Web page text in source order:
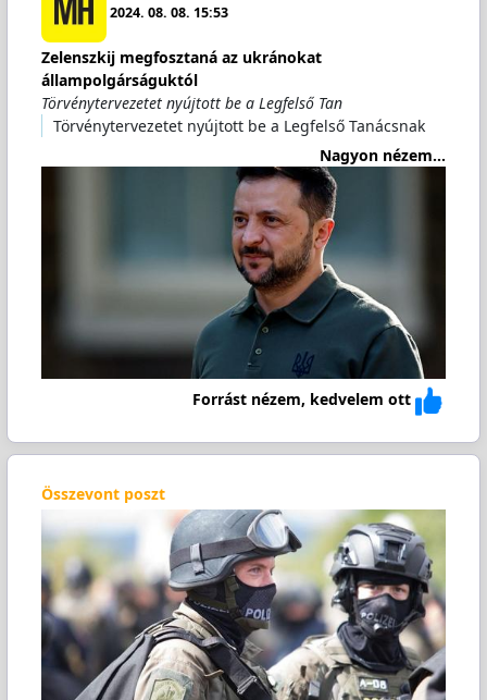
2024. 08. 08. 15:53
Zelenszkij megfosztaná az ukránokat
állampolgárságuktól
Törvénytervezetet nyújtott be a Legfelső Tan
Törvénytervezetet nyújtott be a Legfelső Tanácsnak
Nagyon nézem...
Forrást nézem, kedvelem ott
Összevont poszt